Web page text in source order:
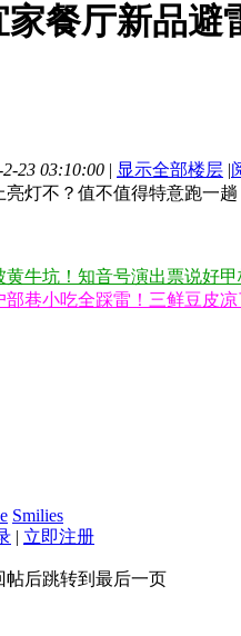
餐厅新品避
23 03:10:00 | 显示全部楼层 |
亮灯不？值不值得特意跑一
黄牛坑！知音号演出票说好
部巷小吃全踩雷！三鲜豆皮
Smilies
| 立即注册
帖后跳转到最后一页